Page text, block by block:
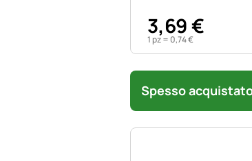
3,69€
1 pz = 0,74€
Spesso